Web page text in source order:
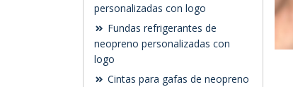
personalizadas con logo
Fundas refrigerantes de
neopreno personalizadas con
logo
Cintas para gafas de neopreno